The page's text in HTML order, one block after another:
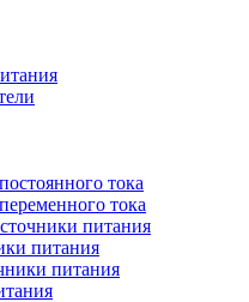
тока
тока
питания
питания
питания